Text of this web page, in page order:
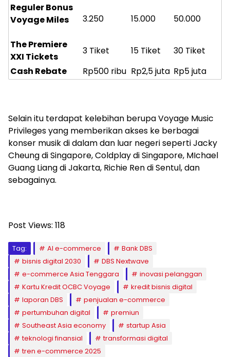
Reguler Bonus
Voyage Miles
3.250 15.000 50.000
The Premiere
XXI Tickets
3 Tiket 15 Tiket
30 Tiket
Cash Rebate
Rp500 ribu Rp2,5 juta Rp5 juta
Selain itu terdapat kelebihan berupa Voyage Music
Privileges yang memberikan akses ke berbagai
konser musik di dalam dan luar negeri seperti Jacky
Cheung di Singapore, Coldplay di Singapore, MIchael
Guang Liang di Jakarta, Richie Ren di Sentul, dan
sebagainya.
Post Views: 118
Tag: AI e-commerce
Bank DBS
bisnis digital 2030
DBS Nextwave
e-commerce Asia Tenggara
inovasi pelanggan
Kartu Kredit OCBC Voyage
kredit bisnis digital
laporan DBS
penjualan e-commerce
pertumbuhan digital
premiun
Southeast Asia economy
startup Asia
teknologi finansial
transformasi digital
tren e-commerce 2025